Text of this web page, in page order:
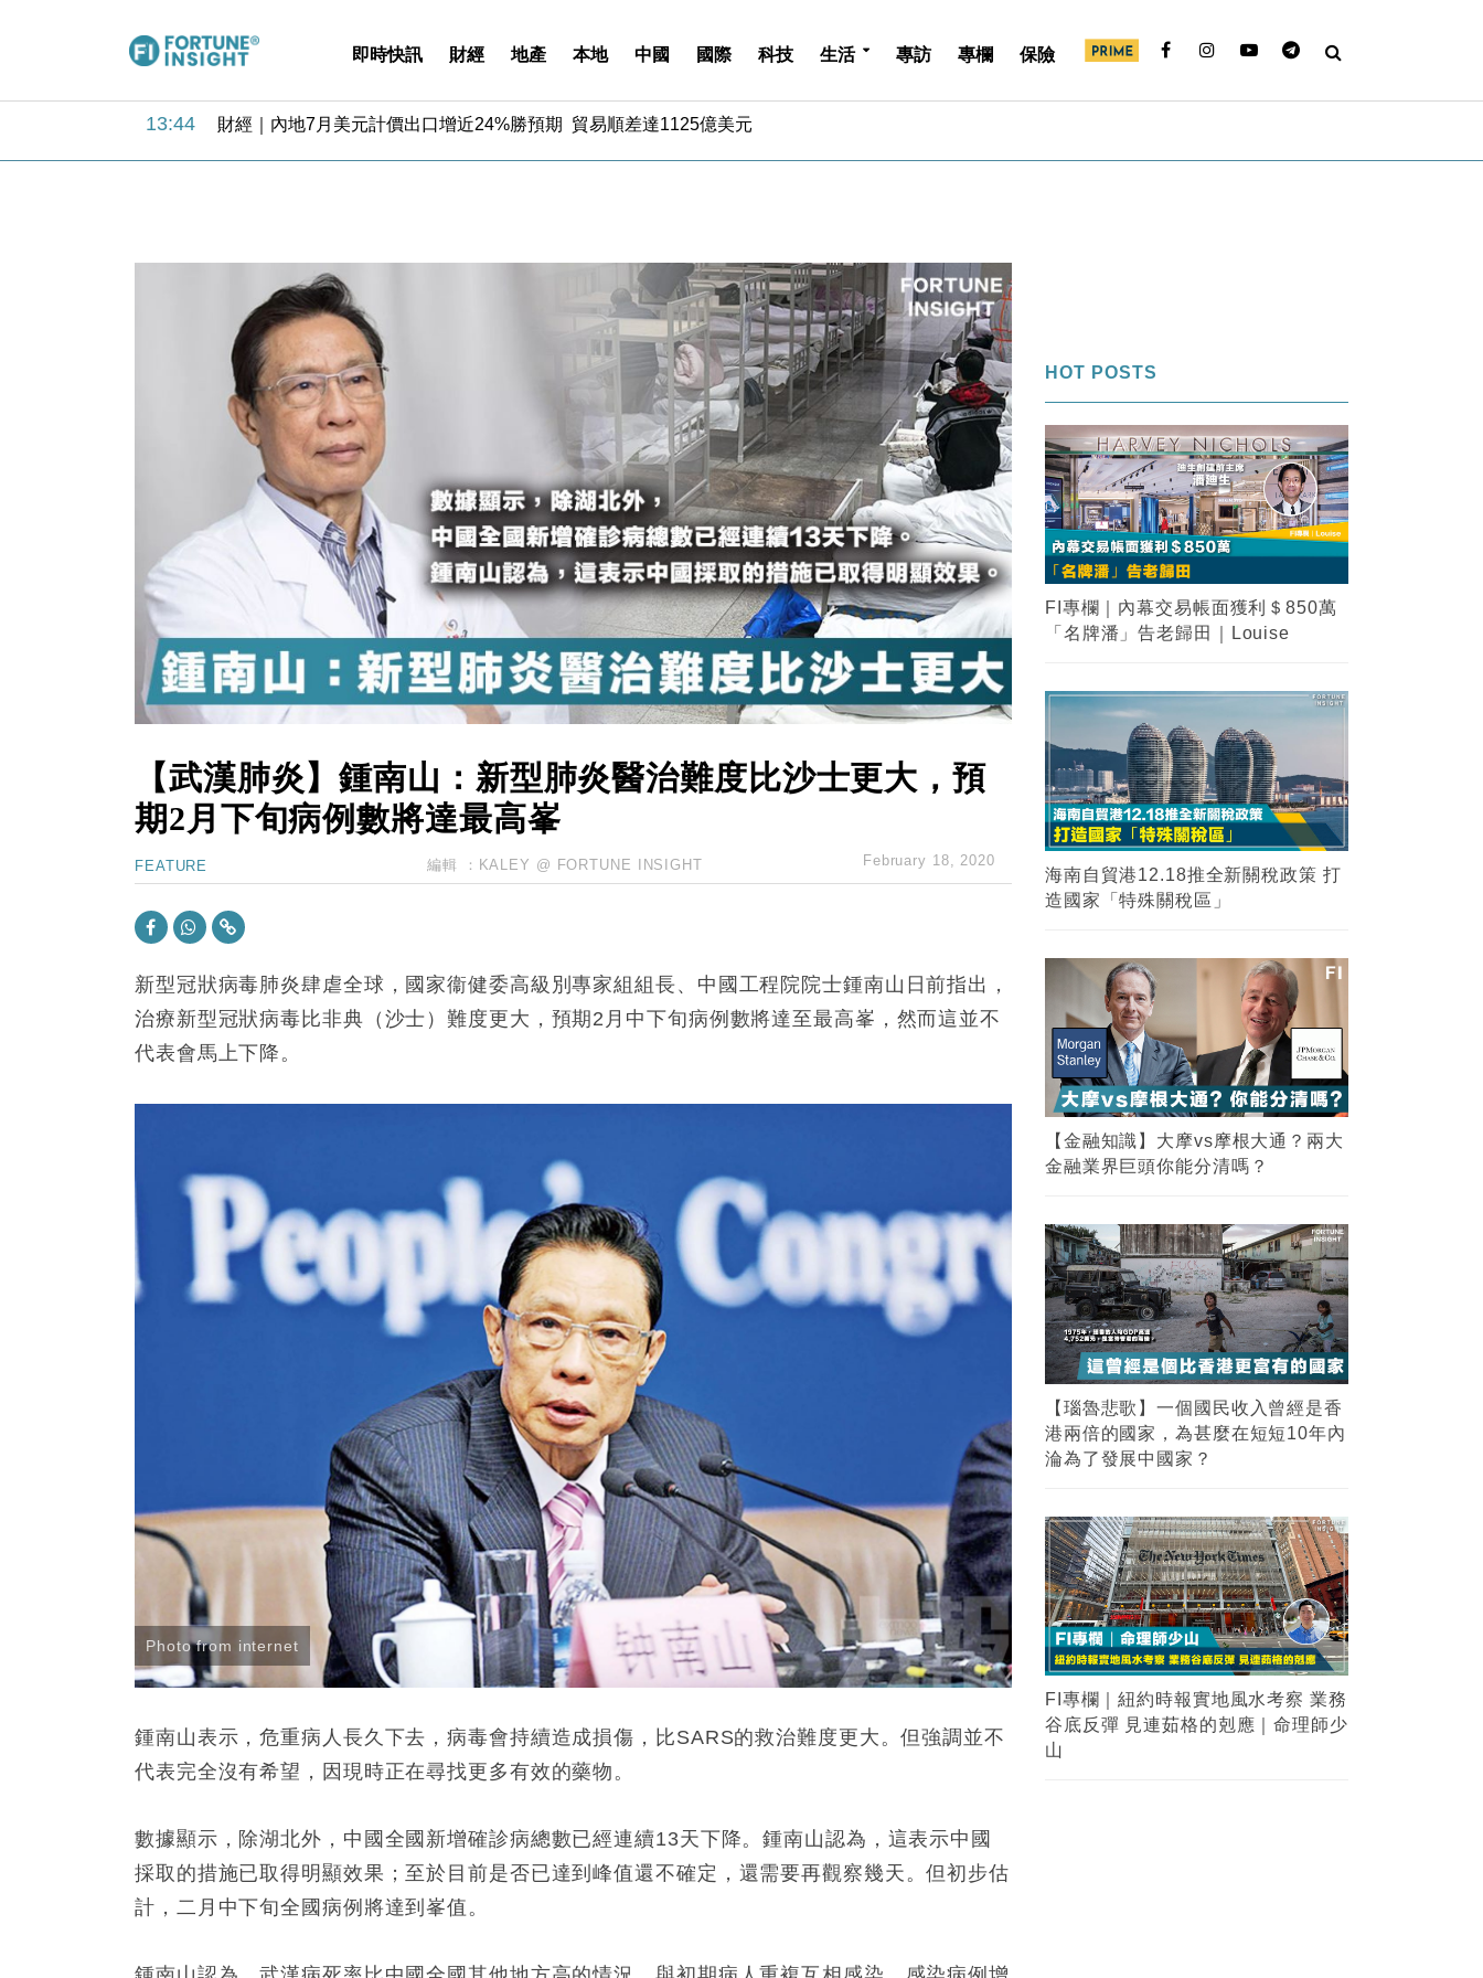
即時快訊 財經 地產 本地 中國 國際 科技 生活 專訪 專欄 保險
13:44 財經｜內地7月美元計價出口增近24%勝預期 貿易順差達1125億美元
國際｜特朗普赴洛杉磯高球場活動前 男子攜槍彈被捕
財經｜香港7月PMI回落至51 企業擴張放慢兼縮減人手
財經｜黑石傳再籌逾360億美元 支援Anthropic租用Google晶片
財經｜美商務部擬擴大金屬關稅範圍 14類產品或加徵25%
財經｜內地7月美元計價出口增近24%勝預期 貿易順差達1125億美元
財經｜日本春季三度入市撐日圓 4月單日斥6.28萬億日圓干預創新高
國際｜特朗普料美伊戰事快結束 承認部分彈藥庫存緊張
財經｜SA售股自救後再出手 斥4億美元押注未上市公司
財經｜精星香港夥菜鳥拓全球智慧倉儲市場 加快海外市場落地
14:50 地產｜大酒店中期轉賺2300萬元 斥21億翻新香港及東京半島
13:12 國際｜特朗普赴洛杉磯高球場活動前 男子攜槍彈被捕
12:30 財經｜香港7月PMI回落至51 企業擴張放慢兼縮減人手
11:40 財經｜黑石傳再籌逾360億美元 支援Anthropic租用Google晶片
10:57 財經｜美商務部擬擴大金屬關稅範圍 14類產品或加徵25%
【武漢肺炎】鍾南山：新型肺炎醫治難度比沙士更大，預
期2月下旬病例數將達最高峯
FEATURE 編輯 ： KALEY @ FORTUNE INSIGHT February 18, 2020
新型冠狀病毒肺炎肆虐全球，國家衞健委高級別專家組組長、中國工程院院士鍾南山日前指出，
治療新型冠狀病毒比非典（沙士）難度更大，預期2月中下旬病例數將達至最高峯，然而這並不
代表會馬上下降。
Photo from internet
鍾南山表示，危重病人長久下去，病毒會持續造成損傷，比SARS的救治難度更大。但強調並不
代表完全沒有希望，因現時正在尋找更多有效的藥物。
數據顯示，除湖北外，中國全國新增確診病總數已經連續13天下降。鍾南山認為，這表示中國
採取的措施已取得明顯效果；至於目前是否已達到峰值還不確定，還需要再觀察幾天。但初步估
計，二月中下旬全國病例將達到峯值。
HOT POSTS
FI專欄｜內幕交易帳面獲利＄850萬
「名牌潘」告老歸田｜Louise
海南自貿港12.18推全新關稅政策 打
造國家「特殊關稅區」
【金融知識】大摩vs摩根大通？兩大
金融業界巨頭你能分清嗎？
【瑙魯悲歌】一個國民收入曾經是香
港兩倍的國家，為甚麼在短短10年內
淪為了發展中國家？
FI專欄｜紐約時報實地風水考察 業務
谷底反彈 見連茹格的剋應｜命理師少
山